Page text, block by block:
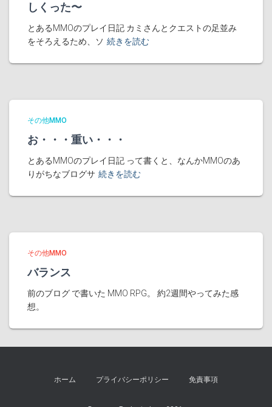
しくった〜
とあるMMOのプレイ日記 カミさんとクエストの足並み
をそろえるため、ソ 続きを読む
その他MMO
お・・・重い・・・
とあるMMOのプレイ日記 って書くと、なんかMMOのあ
りがちなブログサ 続きを読む
その他MMO
バランス
前のブログ で書いた MMO RPG。 約2週間やってみた感
想。
ホーム プライバシーポリシー 免責事項